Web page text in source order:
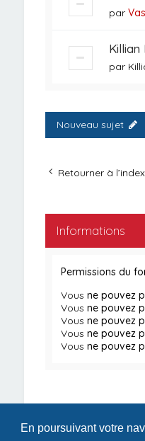
En poursuivant votre
par
Killian
par
Nouveau sujet
Retourner à
Informations
Permissions du
Vous ne pouvez
Vous ne pouvez
Vous ne pouvez
Vous ne pouvez
Vous ne pouvez
Index du forum